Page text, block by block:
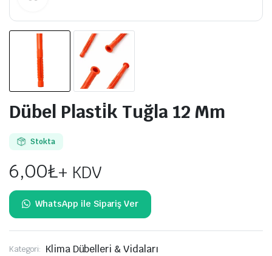
Dübel Plasti̇k Tuğla 12 Mm
Stokta
6,00₺+ KDV
Kategori: Klima Dübelleri & Vidaları